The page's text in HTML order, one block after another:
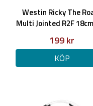
Westin Ricky The
Multi Jointed R2F
199 kr
KÖP